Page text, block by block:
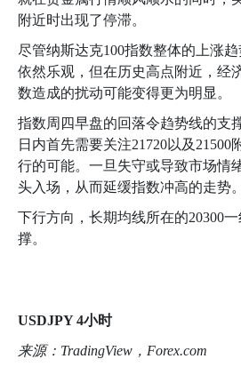
附近时出现了停滞。
尽管纳斯达克100指数整体的上涨
依然乐观，但在历史高点附近，经
数造成的扰动可能变得更为明显。
指数周四早盘的回落令趋势线的支
日内首先需要关注21720以及 21500
行的可能。一旦失守或导致市场情
头入场，从而延缓指数冲高的走势。
下行方向，长期均线所在的20300一
撑。
USDJPY 4小时
来源： TradingView ， Forex.com